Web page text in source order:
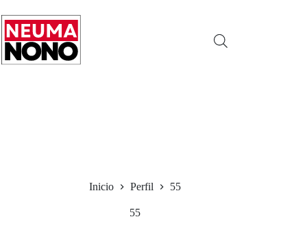
al
contenido
Inicio Perfil 55
55